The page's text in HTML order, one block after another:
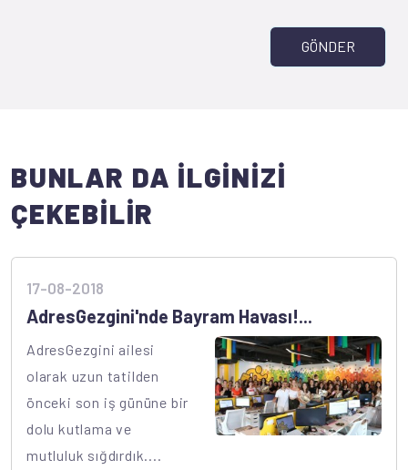
GÖNDER
BUNLAR DA İLGİNİZİ
ÇEKEBİLİR
17-08-2018
AdresGezgini'nde Bayram Havası!...
AdresGezgini ailesi
olarak uzun tatilden
önceki son iş gününe bir
dolu kutlama ve
mutluluk sığdırdık....